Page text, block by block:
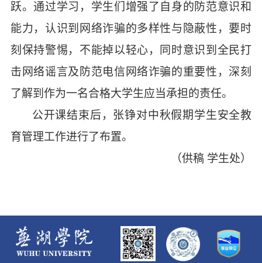
跃。通过学习，学生们增强了自身的防范意识和
能力，认识到网络诈骗的多样性与隐蔽性，要时
刻保持警惕，不能掉以轻心，同时意识到全民打
击网络谣言及防范电信网络诈骗的重要性，深刻
了解到作为一名合格大学生应当承担的责任。
公开课结束后，张铮对中秋假期学生安全教
育管理工作进行了布置。
（供稿 学生处）